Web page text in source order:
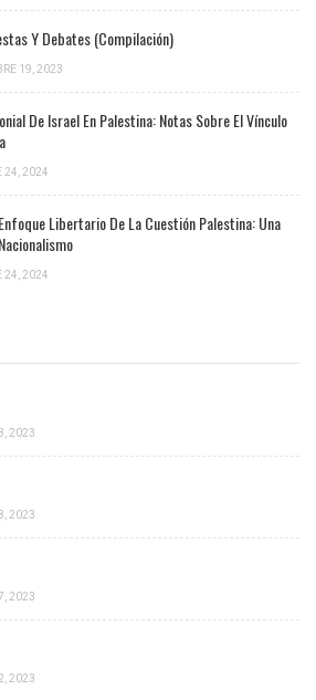
Y Debates (compilación)
19, 2023
De Israel En Palestina: Notas Sobre El Vínculo
24, 2024
Libertario De La Cuestión Palestina: Una
24, 2024
2023
2023
2023
2023